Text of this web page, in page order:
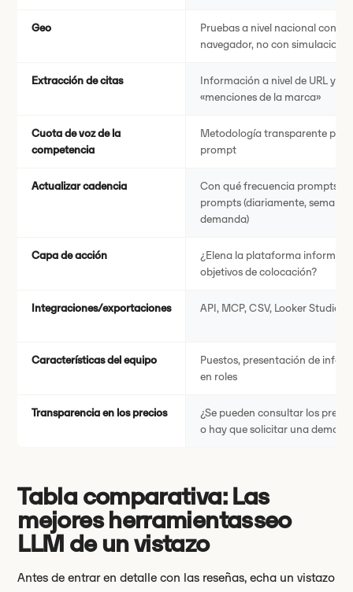
Geo
Pruebas a nivel nacional con
navegador, no con
Extracción de citas
Información a nivel de URL y
«menciones de la marca»
Cuota de voz de la
competencia
Metodología transparente
prompt
Actualizar cadencia
Con qué frecuencia prompts
prompts (diariamente,
demanda)
Capa de acción
¿Elena la plataforma informes,
objetivos de colocación?
Integraciones/exportaciones API, MCP, CSV, Looker Studio,
Características del equipo
Puestos, presentación de
en roles
Transparencia en los precios
¿Se pueden consultar los
o hay que solicitar una
Tabla comparativa: Las
mejores herramientasseo
LLM de un vistazo
Antes de entrar en detalle con las reseñas, echa un vistazo